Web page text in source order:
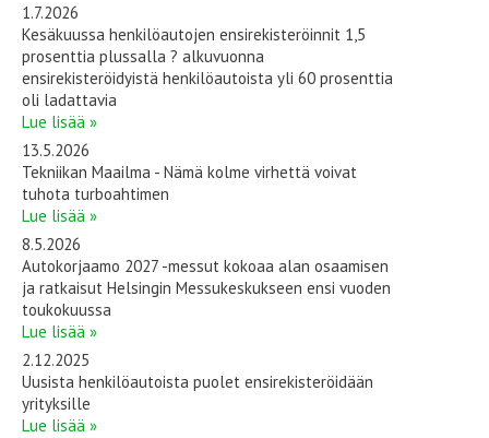
1.7.2026
Kesäkuussa henkilöautojen ensirekisteröinnit 1,5
prosenttia plussalla ? alkuvuonna
ensirekisteröidyistä henkilöautoista yli 60 prosenttia
oli ladattavia
Lue lisää »
13.5.2026
Tekniikan Maailma - Nämä kolme virhettä voivat
tuhota turboahtimen
Lue lisää »
8.5.2026
Autokorjaamo 2027 -messut kokoaa alan osaamisen
ja ratkaisut Helsingin Messukeskukseen ensi vuoden
toukokuussa
Lue lisää »
2.12.2025
Uusista henkilöautoista puolet ensirekisteröidään
yrityksille
Lue lisää »